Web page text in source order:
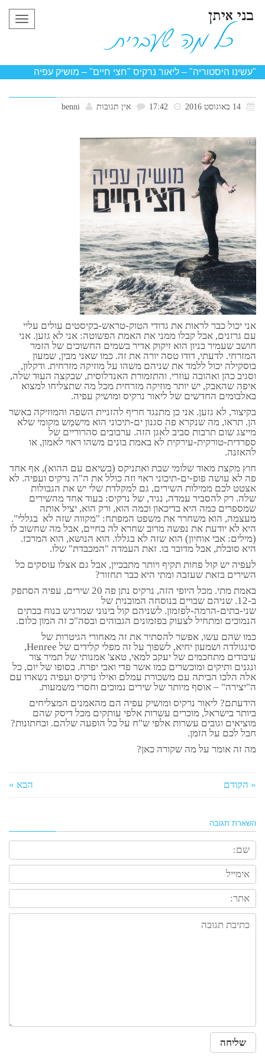
"עשינו היסטוריה" – ליאור נרקיס "חצי חיים" – מושיק עפיה
אין תגובות benni
אני יכול כבר לראות את גדודי הטוק-טראש-בקיסטים עולים עליי
עם גרזנים, אבל קבלו ממני את האמת הפשוטה: אני לא גזען. אני
חושב שעמיר בניון הוא זיקוק אדיר בשמים החשוכים של הזמר
המזרחי. לדעתי, דודו טסה יורה את זה. כמו שאני מבין, שמעון
בוסקילה יכול ללמד את שניהם משהו על מוזיקה מזרחית. ודקלון,
וסגיב כהן ואהובה עוזרי. והתזמורת האנדלוסית, שבקצה העוּד שלה,
איפה שהאבק, יש יותר מוזיקה מזרחית מכל מה שתצליחו למצוא
באלבומים החדשים של ליאור נרקיס ומושיק עפיה.
בקיצור, לא גזען. אני כן מתנגד חריף להזניית השפה והמוזיקה באשר
הן. תראו, מה שנקרא פה סגנון ים-תיכוני הוא מישמַש מקומי שלא
מייצג שום תרבות סביב לאגן הזה. ערבובים סהרוריים של
ספרדית-טורקית-עירקית לא באמת בונים משהו ראוי לאמון, או
להאזנה.
חוץ מקצת מאוד שלומי שבת ואתניקס (בשיאם עם ההוא), אף אחד
פה לא עושה פופ-ים-תיכוני ראוי וזה כולל את ה"ה נרקיס ועפיה. לא
אצטט לכם ממילות השירים, גם למקלדת שלי יש את הגבולות
שלה. רק להסביר עמדה, נגיד, של נרקיס: בעוד אחד מהשירים
שמספרים כמה היא בדיכאון וכמה הוא, ורק הוא, יציל אותה
מעצמה, הוא משחרר את משפט המפתח: "מקווה שזה לא בגללי".
היא לא יודעת את נפשה מרוב שחרא לה בחיים, אבל מה שחשוב לו
(מילים: אבי אוחיון) הוא שזה לא בגללו. הוא הנושא, הוא המרכז.
היא סובלת, אבל מדובר בו. זאת העמדה "המכבדת" שלו.
לעפיה יש קול פחות תקיף ויותר מתבכיין, אבל גם אצלו עוסקים כל
השירים בזאת שעזבה ומתי היא כבר תחזור?
באמת מתי. מכל היופי הזה, נרקיס נתן פה 20 שירים, עפיה הסתפק
ב-12. שניהם שבויים בנוסחה המובנית של
שני-בתים-הרמה-לפזמון. לשניהם קול בינוני שמרגיש בנוח בבתים
הנמוכים ומתחיל לצעוק בפזמונים הגבוהים ובסה"כ זה המון כלום.
כמו שהם עשו, אפשר להסתיר את זה מאחורי הגיטרות של
סינגולדה ושמעון יחיא, לשפוך על זה מפלי קלידים של Henree,
עיבודים מתחכמים של יעקב למאי, טאצ' אמנותי של תמיר צור
ונגנים ותיקים ומוכשרים כמו אשר פדי ואבי יפרח. בסופו של יום, כל
אלה הלכו הביתה עם משכורת עמלם ואילו נרקיס ועפיה נשארו עם
ה"יצירה" – אוסף מיותר של שירים נמוכים וחסרי משמעות.
הידעתם? ליאור נרקיס ומושיק עפיה הם מהאמנים המצליחים
ביותר בישראל, מוכרים עשרות אלפי עותקים מכל דיסק שהם
מוציאים וגובים עשרות אלפי ש"ח על כל הופעה שלהם. ובחתונות?
חבל לכם על הזמן.
מה זה אומר על מה שקורה כאן?
« הקודם הבא »
השארת תגובה